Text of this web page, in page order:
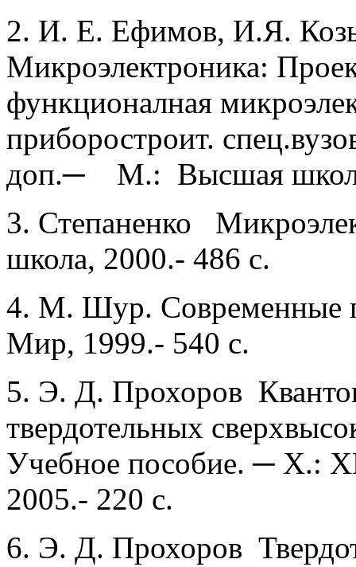
2. И. Е. Ефимов, И.Я.
Микроэлектроника:
функционалная
приборостроит.
доп.─ М.: Высшая
3. Степаненко
школа, 2000.- 486 с.
4. М. Шур.
Мир, 1999.- 540 с.
5. Э. Д. Прохоров
твердотельных
Учебное пособие. ─ Х.:
2005.- 220 с.
6. Э. Д. Прохоров